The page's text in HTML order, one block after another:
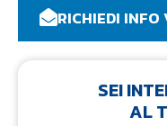
RICHIEDI INFO
SEI
AL